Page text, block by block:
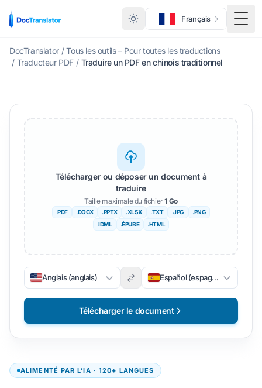
Français
DocTranslator / Tous les outils – Pour toutes les traductions
/ Traducteur PDF / Traduire un PDF en chinois traditionnel
ALIMENTÉ PAR L’IA · 120+ LANGUES
Télécharger ou déposer un document à
traduire
Taille maximale du fichier1 Go
.PDF .DOCX .PPTX .XLSX .TXT .JPG
.PNG
.IDML
.ÉPUBE .HTML
Anglais (anglais) Español (espagnol)
Télécharger le document